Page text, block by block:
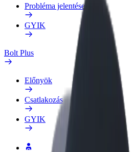
Probléma jelentése
GYIK
Bolt Plus
Előnyök
Csatlakozás
GYIK